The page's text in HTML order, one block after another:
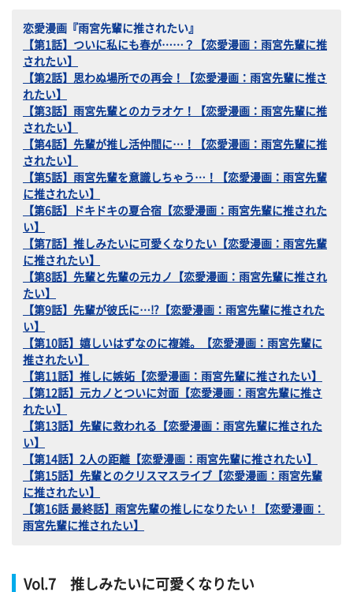
恋愛漫画『雨宮先輩に推されたい』
【第1話】ついに私にも春が……？【恋愛漫画：雨宮先輩に推
されたい】
【第2話】思わぬ場所での再会！【恋愛漫画：雨宮先輩に推さ
れたい】
【第3話】雨宮先輩とのカラオケ！【恋愛漫画：雨宮先輩に推
されたい】
【第4話】先輩が推し活仲間に…！【恋愛漫画：雨宮先輩に推
されたい】
【第5話】雨宮先輩を意識しちゃう…！【恋愛漫画：雨宮先輩
に推されたい】
【第6話】ドキドキの夏合宿【恋愛漫画：雨宮先輩に推された
い】
【第7話】推しみたいに可愛くなりたい【恋愛漫画：雨宮先輩
に推されたい】
【第8話】先輩と先輩の元カノ【恋愛漫画：雨宮先輩に推され
たい】
【第9話】先輩が彼氏に…⁉【恋愛漫画：雨宮先輩に推された
い】
【第10話】嬉しいはずなのに複雑。【恋愛漫画：雨宮先輩に
推されたい】
【第11話】推しに嫉妬【恋愛漫画：雨宮先輩に推されたい】
【第12話】元カノとついに対面【恋愛漫画：雨宮先輩に推さ
れたい】
【第13話】先輩に救われる【恋愛漫画：雨宮先輩に推された
い】
【第14話】2人の距離【恋愛漫画：雨宮先輩に推されたい】
【第15話】先輩とのクリスマスライブ【恋愛漫画：雨宮先輩
に推されたい】
【第16話 最終話】雨宮先輩の推しになりたい！【恋愛漫画：
雨宮先輩に推されたい】
Vol.7 推しみたいに可愛くなりたい